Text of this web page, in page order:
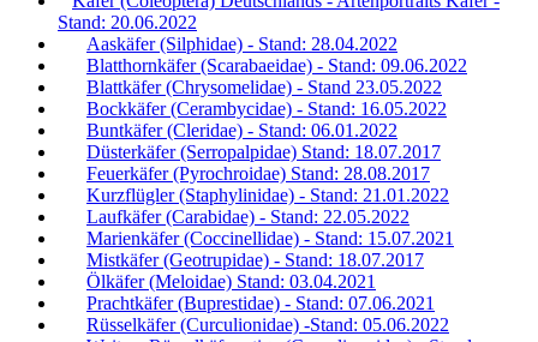
Stand: 20.06.2022
Aaskäfer (Silphidae) - Stand: 28.04.2022
Blatthornkäfer (Scarabaeidae) - Stand: 09.06.2022
Blattkäfer (Chrysomelidae) - Stand 23.05.2022
Bockkäfer (Cerambycidae) - Stand: 16.05.2022
Buntkäfer (Cleridae) - Stand: 06.01.2022
Düsterkäfer (Serropalpidae) Stand: 18.07.2017
Feuerkäfer (Pyrochroidae) Stand: 28.08.2017
Kurzflügler (Staphylinidae) - Stand: 21.01.2022
Laufkäfer (Carabidae) - Stand: 22.05.2022
Marienkäfer (Coccinellidae) - Stand: 15.07.2021
Mistkäfer (Geotrupidae) - Stand: 18.07.2017
Ölkäfer (Meloidae) Stand: 03.04.2021
Prachtkäfer (Buprestidae) - Stand: 07.06.2021
Rüsselkäfer (Curculionidae) -Stand: 05.06.2022